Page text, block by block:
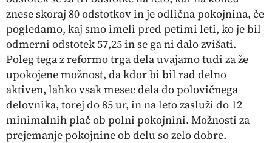
znese skoraj 80 odstotkov in je odlična pokojnina, če
pogledamo, kaj smo imeli pred petimi leti, ko je bil
odmerni odstotek 57,25 in se ga ni dalo zvišati.
Poleg tega z reformo trga dela uvajamo tudi za že
upokojene možnost, da kdor bi bil rad delno
aktiven, lahko vsak mesec dela do polovičnega
delovnika, torej do 85 ur, in na leto zasluži do 12
minimalnih plač ob polni pokojnini. Možnosti za
prejemanje pokojnine ob delu so zelo dobre.